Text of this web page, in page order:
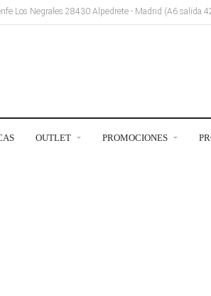
Los Negrales 28430 Alpedrete - Madrid (A6 salida
OUTLET PROMOCIONES